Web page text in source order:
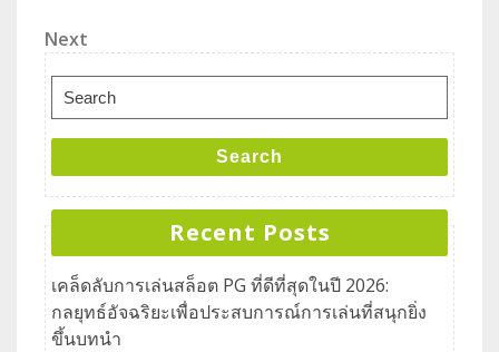
Next
Search
Recent Posts
เคล็ดลับการเล่นสล็อต PG ที่ดีที่สุดในปี 2026:
กลยุทธ์อัจฉริยะเพื่อประสบการณ์การเล่นที่สนุกยิ่ง
ขึ้นบทนำ